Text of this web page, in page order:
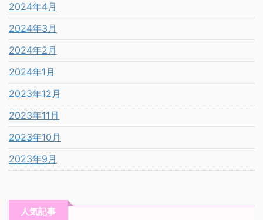
2024年4月
2024年3月
2024年2月
2024年1月
2023年12月
2023年11月
2023年10月
2023年9月
人気記事